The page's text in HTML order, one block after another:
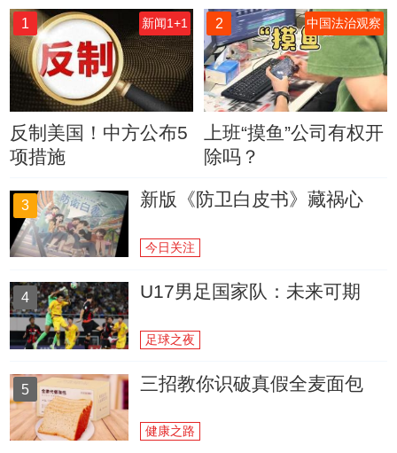
1 新闻1+1
反制美国！中方公布5
项措施
2 中国法治观察
上班“摸鱼”公司有权开
除吗？
3 新版《防卫白皮书》藏祸心
今日关注
4 U17男足国家队：未来可期
足球之夜
5 三招教你识破真假全麦面包
健康之路